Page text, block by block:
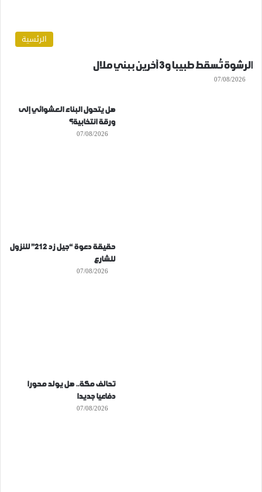
الرئسية
الرشوة تُسقط طبيبا و3 آخرين ببني ملال
07/08/2026
هل يتحول البناء العشوائي إلى
ورقة انتخابية؟
07/08/2026
حقيقة دعوة “جيل زد 212” للنزول
للشارع
07/08/2026
تحالف مكة.. هل يولد محورا
دفاعيا جديدا
07/08/2026